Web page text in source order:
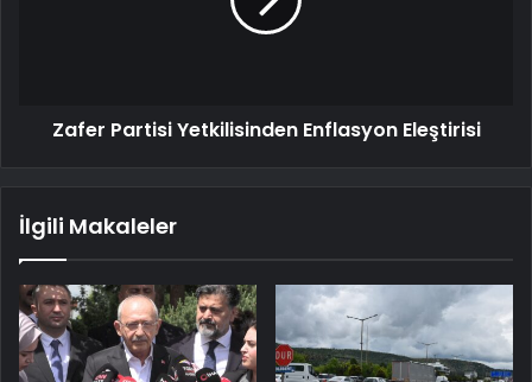
Zafer Partisi Yetkilisinden Enflasyon Eleştirisi
İlgili Makaleler